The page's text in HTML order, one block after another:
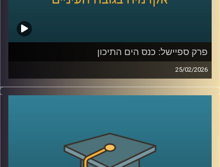
פרק ספיישל: כנס הים התיכון
25/02/2026
הקלטה מתוך השטח, מהכנס השמיני בנושא הים התיכון:
“כלכלה כחולה פורצת גבולות”, שהתקיים באוניברסיטת רייכמן .
כלכלה, ביטחון ושיתופי פעולה אזוריים.
בין מושבים על אנרגיה מתחדשת בים, חקלאות ימית, אצות